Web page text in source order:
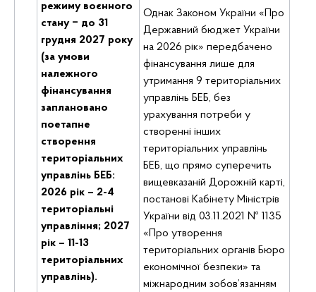
режиму воєнного
стану ‒ до 31
грудня 2027 року
(за умови
належного
фінансування
заплановано
поетапне
створення
територіальних
управлінь БЕБ:
2026 рік – 2-4
територіальні
управління; 2027
рік – 11-13
територіальних
управлінь).
Однак Законом України «Про
Державний бюджет України
на 2026 рік» передбачено
фінансування лише для
утримання 9 територіальних
управлінь БЕБ, без
урахування потреби у
створенні інших
територіальних управлінь
БЕБ, що прямо суперечить
вищевказаній Дорожній карті,
постанові Кабінету Міністрів
України від 03.11.2021 № 1135
«Про утворення
територіальних органів Бюро
економічної безпеки» та
міжнародним зобов’язанням